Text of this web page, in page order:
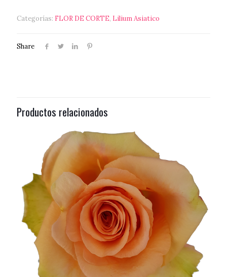
Categorías: FLOR DE CORTE, Lilium Asiatico
Share
Productos relacionados